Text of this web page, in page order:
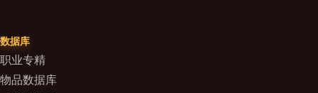
数据库
职业专精
物品数据库